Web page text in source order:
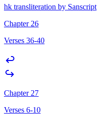
hk transliteration by Sanscript
Chapter 26
Verses 36-40
Chapter 27
Verses 6-10